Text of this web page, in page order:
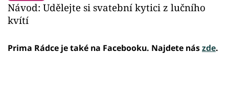
Návod: Udělejte si svatební kytici z lučního
kvítí
Prima Rádce je také na Facebooku. Najdete nászde.